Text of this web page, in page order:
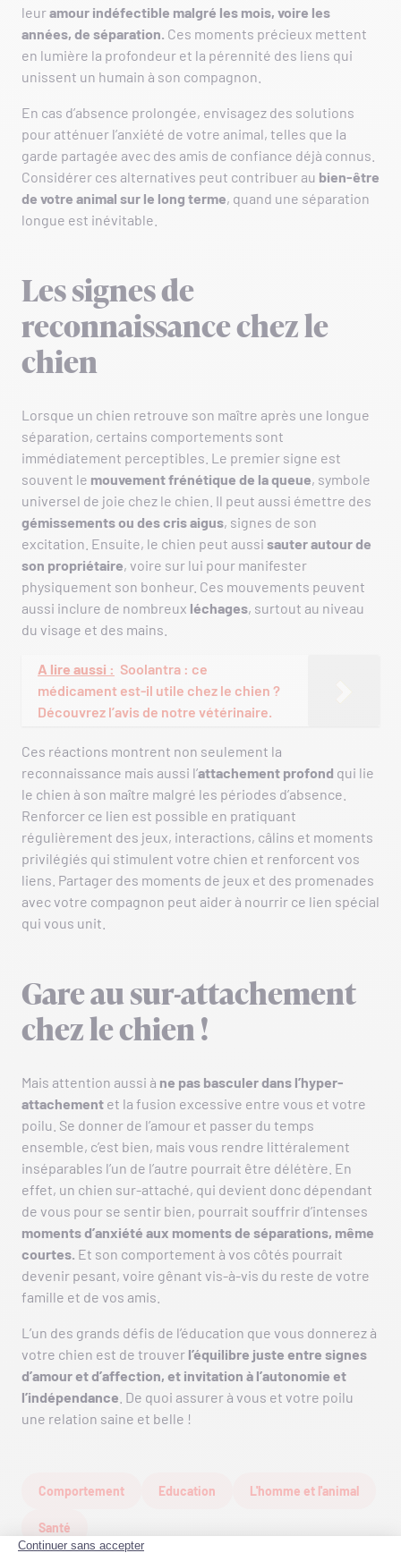
leuramour indéfectible malgré les mois, voire les
années, de séparation. Ces moments précieux mettent
en lumière la profondeur et la pérennité des liens qui
unissent un humain à son compagnon.
En cas d’absence prolongée, envisagez des solutions
pour atténuer l’anxiété de votre animal, telles que la
garde partagée avec des amis de confiance déjà connus.
Considérer ces alternatives peut contribuer au bien-être
de votre animal sur le long terme, quand une séparation
longue est inévitable.
Les signes de
reconnaissance chez le
chien
Lorsque un chien retrouve son maître après une longue
séparation, certains comportements sont
immédiatement perceptibles. Le premier signe est
souvent le mouvement frénétique de la queue, symbole
universel de joie chez le chien. Il peut aussi émettre des
gémissements ou des cris aigus, signes de son
excitation. Ensuite, le chien peut aussi sauter autour de
son propriétaire, voire sur lui pour manifester
physiquement son bonheur. Ces mouvements peuvent
aussi inclure de nombreux léchages, surtout au niveau
du visage et des mains.
A lire aussi : Soolantra : ce
médicament est-il utile chez le chien ?
Découvrez l’avis de notre vétérinaire.
Ces réactions montrent non seulement la
reconnaissance mais aussi l’attachement profond qui lie
le chien à son maître malgré les périodes d’absence.
Renforcer ce lien est possible en pratiquant
régulièrement des jeux, interactions, câlins et moments
privilégiés qui stimulent votre chien et renforcent vos
liens. Partager des moments de jeux et des promenades
avec votre compagnon peut aider à nourrir ce lien spécial
qui vous unit.
Gare au sur-attachement
chez le chien !
Mais attention aussi à ne pas basculer dans l’hyper-
attachement et la fusion excessive entre vous et votre
poilu. Se donner de l’amour et passer du temps
ensemble, c’est bien, mais vous rendre littéralement
inséparables l’un de l’autre pourrait être délétère. En
effet, un chien sur-attaché, qui devient donc dépendant
de vous pour se sentir bien, pourrait souffrir d’intenses
moments d’anxiété aux moments de séparations, même
courtes. Et son comportement à vos côtés pourrait
devenir pesant, voire gênant vis-à-vis du reste de votre
famille et de vos amis.
L’un des grands défis de l’éducation que vous donnerez à
votre chien est de trouver l’équilibre juste entre signes
d’amour et d’affection, et invitation à l’autonomie et
l’indépendance . De quoi assurer à vous et votre poilu
une relation saine et belle !
Comportement Education L'homme et l'animal
Santé